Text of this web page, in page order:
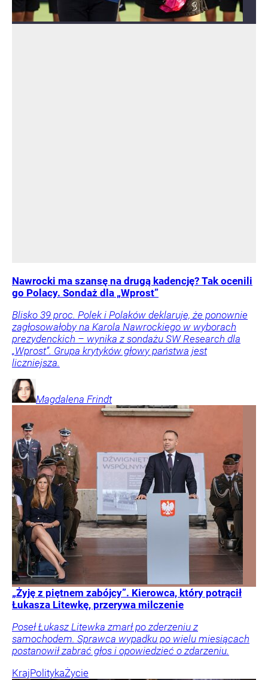
Nawrocki ma szansę na drugą kadencję? Tak ocenili
go Polacy. Sondaż dla „Wprost”
Blisko 39 proc. Polek i Polaków deklaruje, że ponownie
zagłosowałoby na Karola Nawrockiego w wyborach
prezydenckich – wynika z sondażu SW Research dla
„Wprost”. Grupa krytyków głowy państwa jest
liczniejsza.
Magdalena Frindt
„Żyję z piętnem zabójcy”. Kierowca, który potrącił
Łukasza Litewkę, przerywa milczenie
Poseł Łukasz Litewka zmarł po zderzeniu z
samochodem. Sprawca wypadku po wielu miesiącach
postanowił zabrać głos i opowiedzieć o zdarzeniu.
KrajPolitykaŻycie